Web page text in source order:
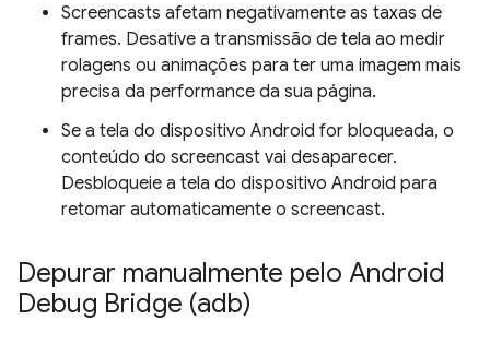
Screencasts afetam negativamente as taxas de
frames. Desative a transmissão de tela ao medir
rolagens ou animações para ter uma imagem mais
precisa da performance da sua página.
Se a tela do dispositivo Android for bloqueada, o
conteúdo do screencast vai desaparecer.
Desbloqueie a tela do dispositivo Android para
retomar automaticamente o screencast.
Depurar manualmente pelo Android
Debug Bridge (adb)